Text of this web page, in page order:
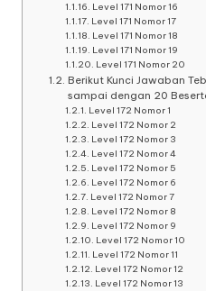
Level 171 Nomor 16
Level 171 Nomor 17
Level 171 Nomor 18
Level 171 Nomor 19
Level 171 Nomor 20
Berikut Kunci Jawaban
sampai dengan 20
Level 172 Nomor 1
Level 172 Nomor 2
Level 172 Nomor 3
Level 172 Nomor 4
Level 172 Nomor 5
Level 172 Nomor 6
Level 172 Nomor 7
Level 172 Nomor 8
Level 172 Nomor 9
Level 172 Nomor 10
Level 172 Nomor 11
Level 172 Nomor 12
Level 172 Nomor 13